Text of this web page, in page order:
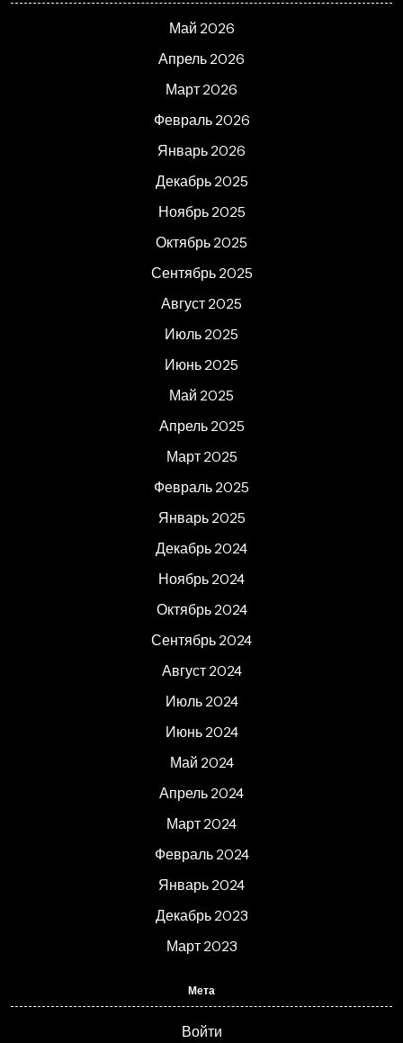
Май 2026
Апрель 2026
Март 2026
Февраль 2026
Январь 2026
Декабрь 2025
Ноябрь 2025
Октябрь 2025
Сентябрь 2025
Август 2025
Июль 2025
Июнь 2025
Май 2025
Апрель 2025
Март 2025
Февраль 2025
Январь 2025
Декабрь 2024
Ноябрь 2024
Октябрь 2024
Сентябрь 2024
Август 2024
Июль 2024
Июнь 2024
Май 2024
Апрель 2024
Март 2024
Февраль 2024
Январь 2024
Декабрь 2023
Март 2023
Мета
Войти